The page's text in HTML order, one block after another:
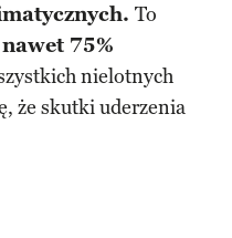
To
nawet 75%
nielotnych
że skutki uderzenia